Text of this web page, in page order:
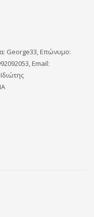
George33, Επώνυμο:
Email: